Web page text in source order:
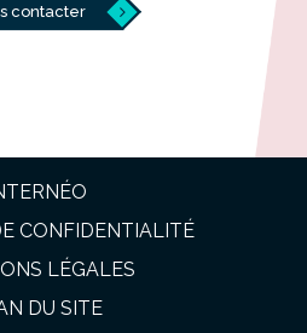
contacter
CONFIDENTIALITÉ
LÉGALES
DU SITE